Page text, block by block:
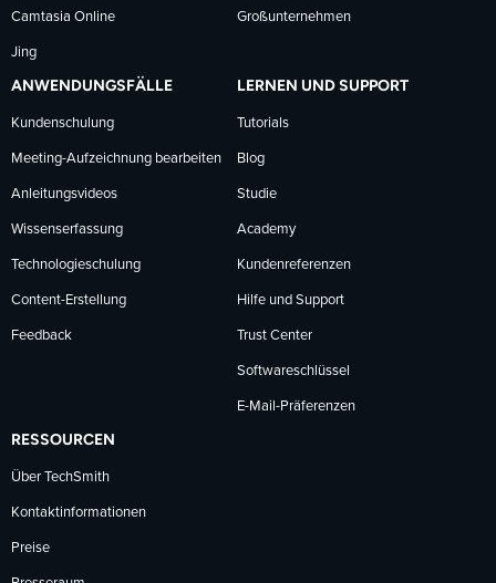
Camtasia Online
Jing
Großunternehmen
ANWENDUNGSFÄLLE
Kundenschulung
Meeting-Aufzeichnung bearbeiten
Anleitungsvideos
Wissenserfassung
Technologieschulung
Content-Erstellung
Feedback
LERNEN UND SUPPORT
Tutorials
Blog
Studie
Academy
Kundenreferenzen
Hilfe und Support
Trust Center
Softwareschlüssel
E-Mail-Präferenzen
RESSOURCEN
Über TechSmith
Kontaktinformationen
Preise